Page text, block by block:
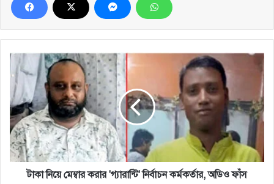
টাকা
নিয়ে
মেম্বার
করার
'গ্যারান্টি'
নির্বাচন
কর্মকর্তার,
অডিও
ফাঁস
টাকা নিয়ে মেম্বার করার 'গ্যারান্টি' নির্বাচন কর্মকর্তার, অডিও ফাঁস